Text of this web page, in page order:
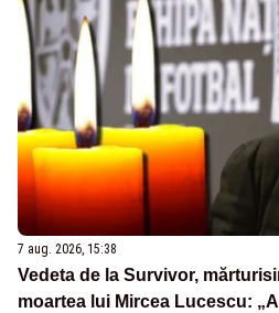
7 aug. 2026, 15:38
Vedeta de la Survivor,
moartea lui Mircea Lucescu: